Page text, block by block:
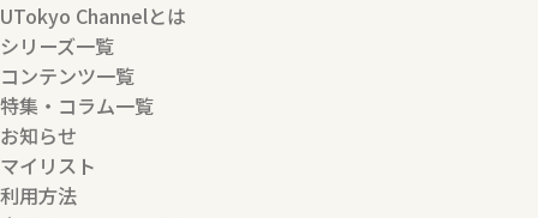
UTokyo Channelとは
シリーズ一覧
コンテンツ一覧
特集・コラム一覧
お知らせ
マイリスト
利用方法